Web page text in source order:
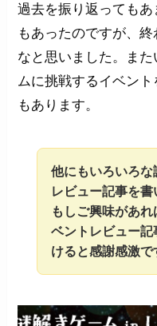
過去を振り返っても
もあったのですが、
なと思いました。ま
ムに挑戦するイベン
もあります。
他にもいろいろ
レビュー記事を書
もしご興味があ
ベントレビュー
けると感謝感激で